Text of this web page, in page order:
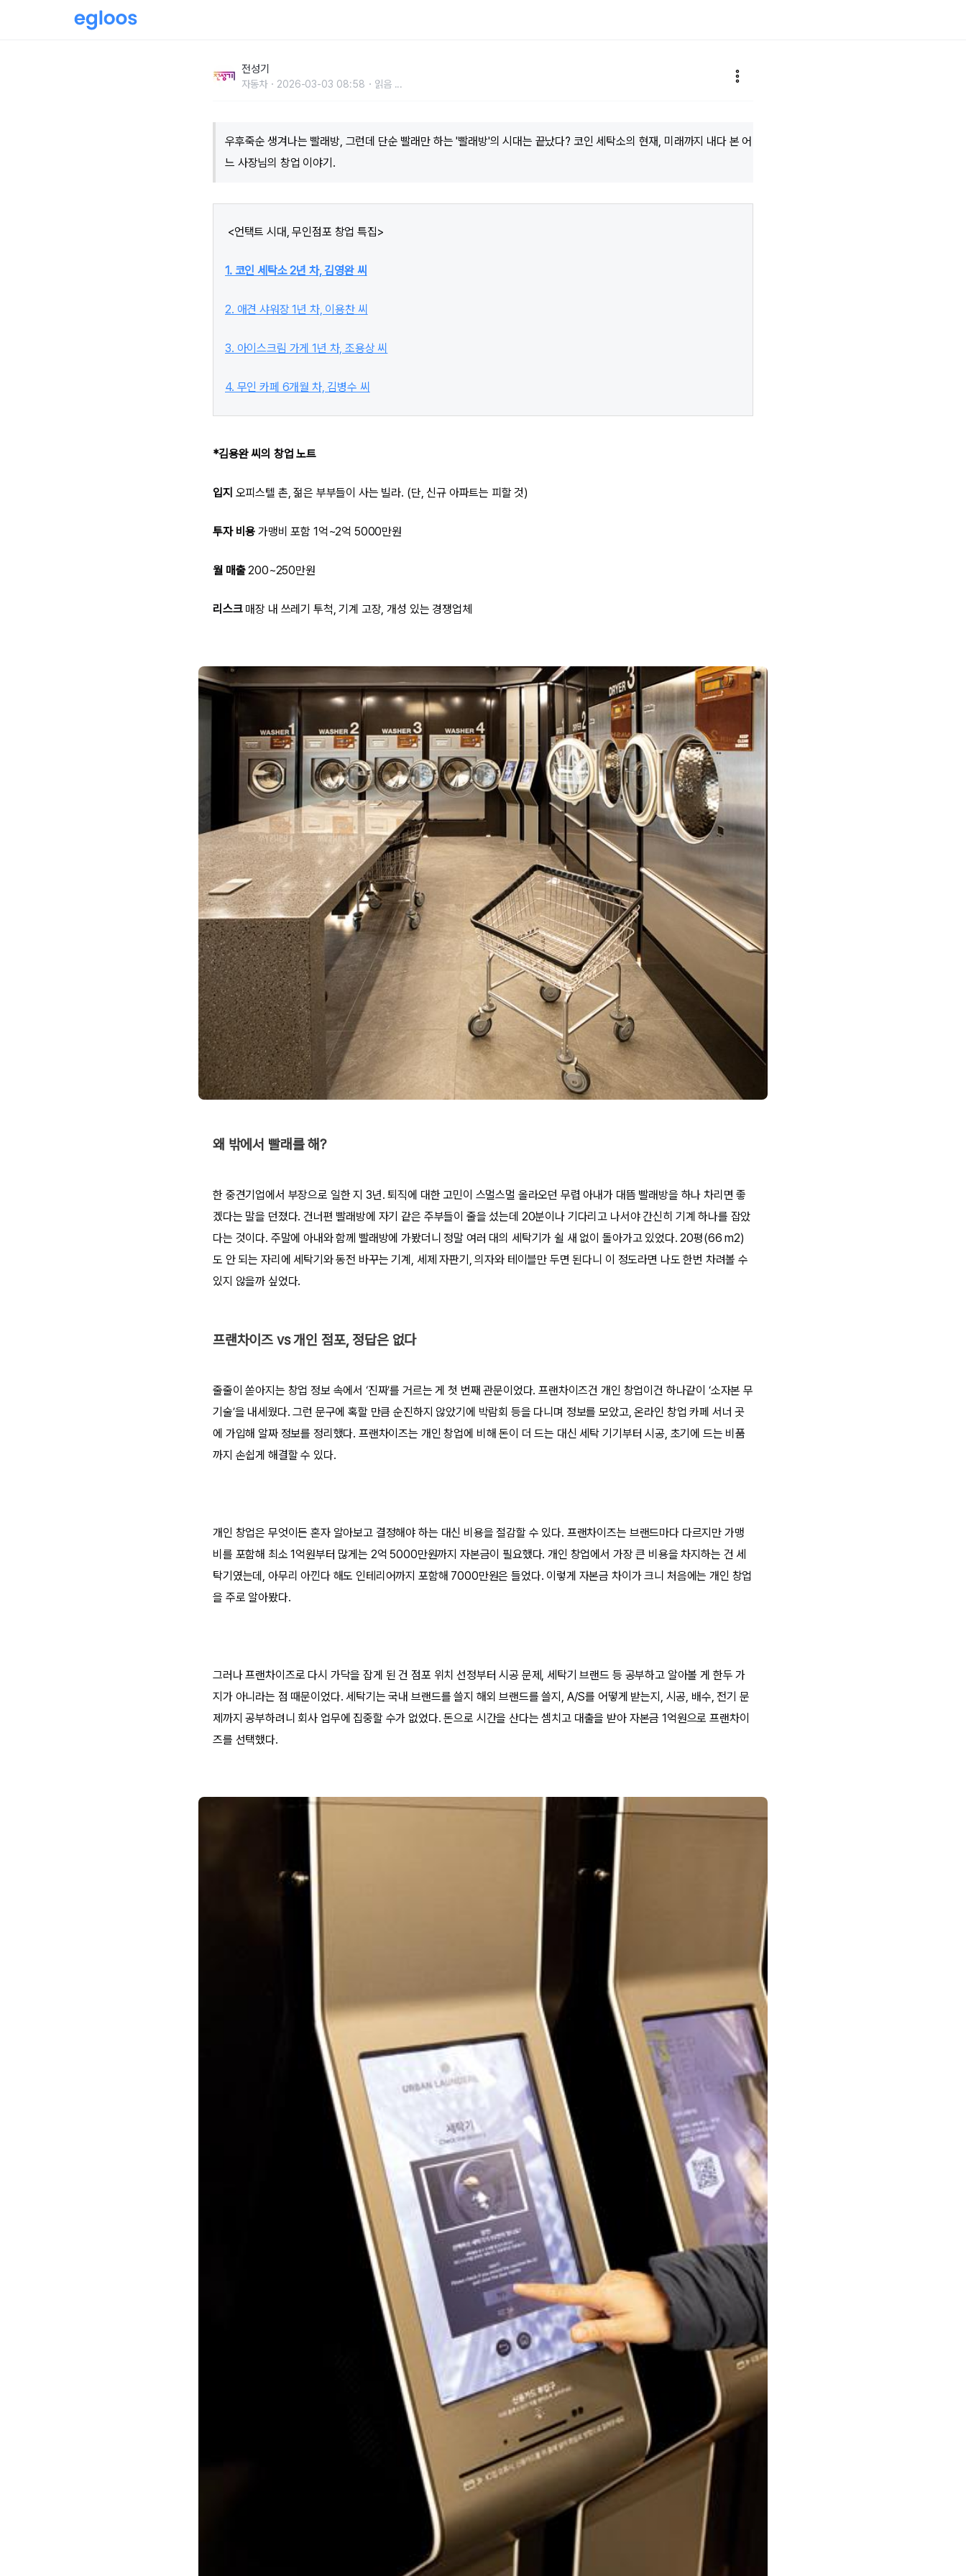
전성기
자동차 2026-03-03 08:58 읽음 ...
우후죽순 생겨나는 빨래방, 그런데 단순 빨래만 하는 '빨래방'의 시대는 끝났다? 코인 세탁소의 현재, 미래까지 내다 본 어
느 사장님의 창업 이야기.
<언택트 시대, 무인점포 창업 특집>
1. 코인 세탁소 2년 차, 김영완 씨
2. 애견 샤워장 1년 차, 이용찬 씨
3. 아이스크림 가게 1년 차, 조용상 씨
4. 무인 카페 6개월 차, 김병수 씨
*김용완 씨의 창업 노트
입지 오피스텔 촌, 젊은 부부들이 사는 빌라. (단, 신규 아파트는 피할 것)
투자 비용가맹비 포함 1억~2억 5000만원
월 매출200~250만원
리스크 매장 내 쓰레기 투척, 기계 고장, 개성 있는 경쟁업체
왜 밖에서 빨래를 해?
한 중견기업에서 부장으로 일한 지 3년. 퇴직에 대한 고민이 스멀스멀 올라오던 무렵 아내가 대뜸 빨래방을 하나 차리면 좋
겠다는 말을 던졌다. 건너편 빨래방에 자기 같은 주부들이 줄을 섰는데 20분이나 기다리고 나서야 간신히 기계 하나를 잡았
다는 것이다. 주말에 아내와 함께 빨래방에 가봤더니 정말 여러 대의 세탁기가 쉴 새 없이 돌아가고 있었다. 20평(66 m2)
도 안 되는 자리에 세탁기와 동전 바꾸는 기계, 세제 자판기, 의자와 테이블만 두면 된다니 이 정도라면 나도 한번 차려볼 수
있지 않을까 싶었다.
프랜차이즈 vs 개인 점포, 정답은 없다
줄줄이 쏟아지는 창업 정보 속에서 ‘진짜’를 거르는 게 첫 번째 관문이었다. 프랜차이즈건 개인 창업이건 하나같이 ‘소자본 무
기술’을 내세웠다. 그런 문구에 혹할 만큼 순진하지 않았기에 박람회 등을 다니며 정보를 모았고, 온라인 창업 카페 서너 곳
에 가입해 알짜 정보를 정리했다. 프랜차이즈는 개인 창업에 비해 돈이 더 드는 대신 세탁 기기부터 시공, 초기에 드는 비품
까지 손쉽게 해결할 수 있다.
개인 창업은 무엇이든 혼자 알아보고 결정해야 하는 대신 비용을 절감할 수 있다. 프랜차이즈는 브랜드마다 다르지만 가맹
비를 포함해 최소 1억원부터 많게는 2억 5000만원까지 자본금이 필요했다. 개인 창업에서 가장 큰 비용을 차지하는 건 세
탁기였는데, 아무리 아낀다 해도 인테리어까지 포함해 7000만원은 들었다. 이렇게 자본금 차이가 크니 처음에는 개인 창업
을 주로 알아봤다.
그러나 프랜차이즈로 다시 가닥을 잡게 된 건 점포 위치 선정부터 시공 문제, 세탁기 브랜드 등 공부하고 알아볼 게 한두 가
지가 아니라는 점 때문이었다. 세탁기는 국내 브랜드를 쓸지 해외 브랜드를 쓸지, A/S를 어떻게 받는지, 시공, 배수, 전기 문
제까지 공부하려니 회사 업무에 집중할 수가 없었다. 돈으로 시간을 산다는 셈치고 대출을 받아 자본금 1억원으로 프랜차이
즈를 선택했다.